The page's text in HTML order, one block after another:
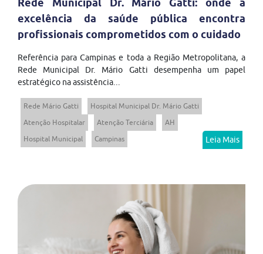
Rede Municipal Dr. Mário Gatti: onde a
excelência da saúde pública encontra
profissionais comprometidos com o cuidado
Referência para Campinas e toda a Região Metropolitana, a
Rede Municipal Dr. Mário Gatti desempenha um papel
estratégico na assistência...
Rede Mário Gatti
Hospital Municipal Dr. Mário Gatti
Atenção Hospitalar
Atenção Terciária
AH
Hospital Municipal
Campinas Leia Mais